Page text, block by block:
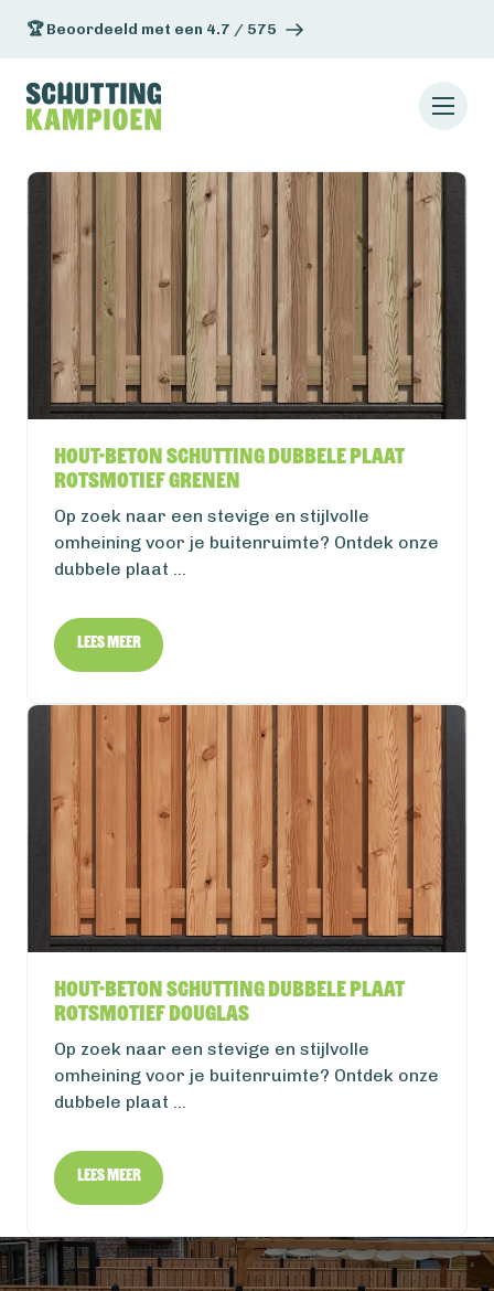
🏆 Beoordeeld met een 4.7 / 575
Hout-beton schutting dubbele plaat
rotsmotief Grenen
Op zoek naar een stevige en stijlvolle
omheining voor je buitenruimte? Ontdek onze
dubbele plaat ...
Lees meer
Hout-beton schutting dubbele plaat
rotsmotief Douglas
Op zoek naar een stevige en stijlvolle
omheining voor je buitenruimte? Ontdek onze
dubbele plaat ...
Lees meer